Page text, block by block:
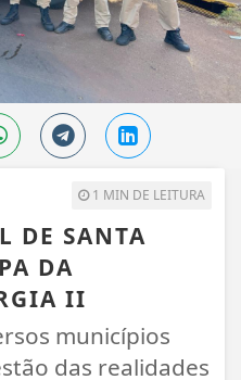
1 MIN DE LEITURA
DE SANTA
DA
II
municípios
das realidades